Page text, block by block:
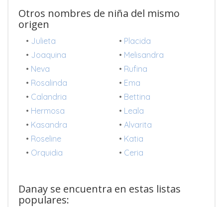
Otros nombres de niña del mismo
origen
• Julieta • Placida
• Joaquina • Melisandra
• Neva • Rufina
• Rosalinda • Ema
• Calandria • Bettina
• Hermosa • Leala
• Kasandra • Alvarita
• Roseline • Katia
• Orquidia • Ceria
Danay se encuentra en estas listas
populares: